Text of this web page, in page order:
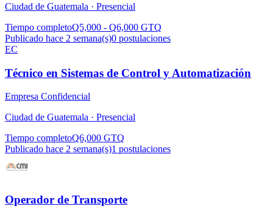
Ciudad de Guatemala · Presencial
Tiempo completoQ5,000 - Q6,000 GTQ
Publicado hace 2 semana(s)0 postulaciones
EC
Técnico en Sistemas de Control y Automatización
Empresa Confidencial
Ciudad de Guatemala · Presencial
Tiempo completoQ6,000 GTQ
Publicado hace 2 semana(s)1 postulaciones
Operador de Transporte